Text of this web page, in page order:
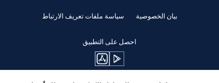
بيان الخصوصية سياسة ملفات تعريف الارتباط
احصل على التطبيق